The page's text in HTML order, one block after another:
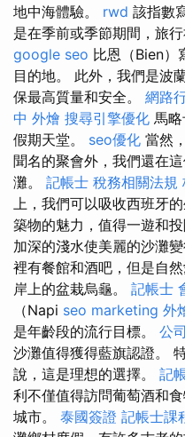
地中海體驗。 rwd 該指數
是在季前或季節期間，旅
google seo 比恩（Bien）
目的地。 此外，我們是波
保最高質量和安全。 網路
中 外燴 搜尋引擎優化 馬
假期天堂。 seo優化 當然
聞名的聚會外，我們還在
灘。 記帳士 稅務相關法規
上，我們可以吸收西班牙
築物的魅力，值得一遊和投
加深的淺水使美麗的沙灘
裡有餐館和酒吧，但是自
岸上的盆栽烏龜。 記帳士
（Napi seo marketing 外
是年齡段的流行目標。 公
沙灘值得獲得藍旗認證。
說，這是理想的選擇。 記
利不僅值得訪問葡萄酒和
城市。 泰國簽證 記帳士課